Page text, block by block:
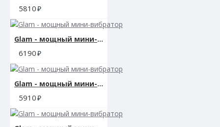
5810
Glam - мощный мини-вибратор
6190
Glam - мощный мини-вибратор
5910